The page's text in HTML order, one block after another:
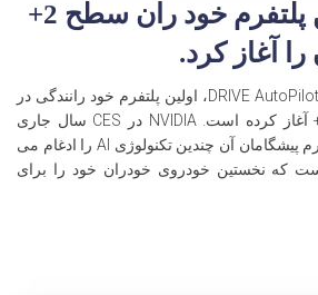
NVIDIA اولین پلتفرم خود ران سطح 2+
آغاز کرد.
NVIDIA اعلام کرده است DRIVE AutoPilot، اولین پلتفرم خود رانندگی در
سطح جهانی در سطح 2+ آغاز کرده است. NVIDIA در CES سال جاری
عرضه کرده است که پلتفرم پیشگامان آن چندین تکنولوژی AI را ادغام می
که نخستین خودروی خودران خود را برای